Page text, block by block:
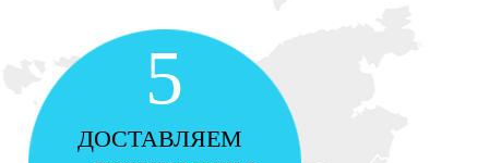
5
ДОСТАВЛЯЕМ